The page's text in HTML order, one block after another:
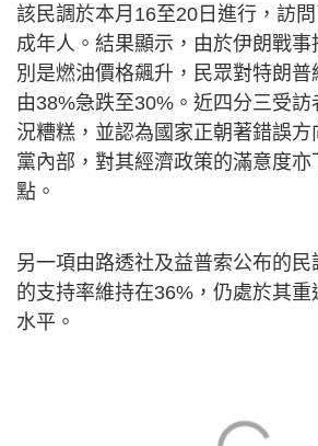
該民調於本月16至20日進行，訪
成年人。結果顯示，由於伊朗戰
別是燃油價格飆升，民眾對特朗
由38%急跌至30%。近四分三受
況糟糕，並認為國家正朝著錯誤方
黨內部，對其經濟政策的滿意度亦
點。
另一項由路透社及益普索公布的
的支持率維持在36%，仍處於其
水平。